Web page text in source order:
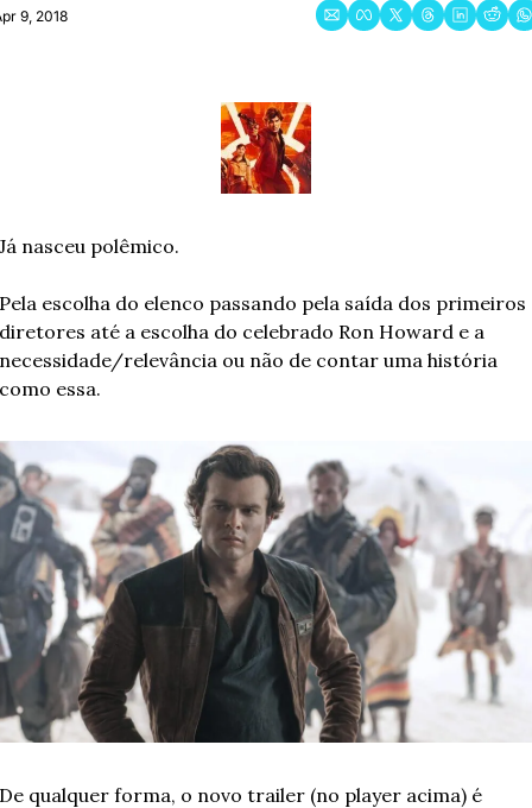
9, 2018
nasceu polêmico.
escolha do elenco passando pela saída dos primeiros
até a escolha do celebrado Ron Howard e a
relevância ou não de contar uma história
essa.
qualquer forma, o novo trailer (no player acima) é